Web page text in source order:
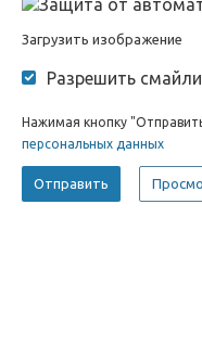
Загрузить изображение
Разрешить
Нажимая кнопку
персональных данных